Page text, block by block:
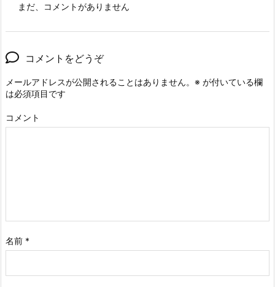
まだ、コメントがありません
コメントをどうぞ
メールアドレスが公開されることはありません。 ※ が付いている欄
は必須項目です
コメント
名前 *